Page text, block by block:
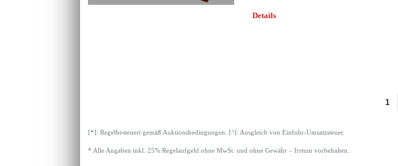
Details
1
[*]: Regelbesteuert gemäß Auktionsbedingungen. [^]: Ausgleich von Einfuhr-Umsatzsteuer.
* Alle Angaben inkl. 25% Regelaufgeld ohne MwSt. und ohne Gewähr – Irrtum vorbehalten.